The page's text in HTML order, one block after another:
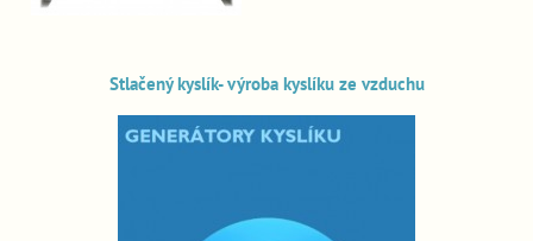
Stlačený kyslík- výroba kyslíku ze vzduchu